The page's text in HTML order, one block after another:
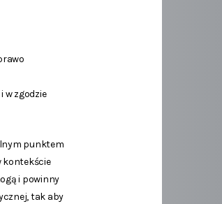
w zgodzie
punktem
kontekście
i powinny
tak aby